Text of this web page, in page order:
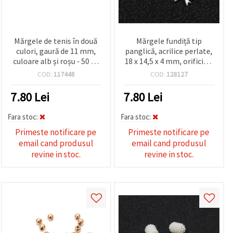
Mărgele de tenis în două
culori, gaură de 11 mm,
culoare alb și roșu - 50 de
grame ~65 de bucăți
COD: 117448
7.80 Lei
Fara stoc:
Primeste notificare pe
email cand produsul
revine in stoc.
Mărgele fundiță tip
panglică, acrilice perlate,
18 x 14,5 x 4 mm, orificiu 2
mm, culoare crem - set 50
COD: 128127
7.80 Lei
Fara stoc:
Primeste notificare pe
email cand produsul
revine in stoc.